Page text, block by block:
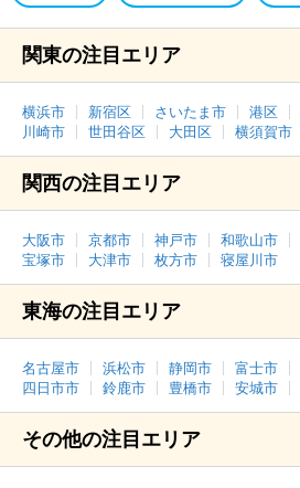
関東の注目エリア
横浜市 新宿区 さいたま市 港区
川崎市
世田谷区 大田区 横須賀市
関西の注目エリア
大阪市 京都市 神戸市 和歌山市
宝塚市
大津市 枚方市 寝屋川市
東海の注目エリア
名古屋市 浜松市 静岡市 富士市
四日市市
鈴鹿市 豊橋市 安城市
その他の注目エリア